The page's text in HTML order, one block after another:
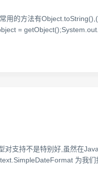
用的方法有
=
支持不是特别好,虽然在
为我